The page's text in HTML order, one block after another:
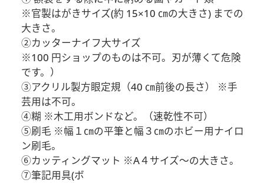
※官製はがきサイズ(約 15×10 ㎝の大きさ) までの
大きさ。
②カッターナイフ大サイズ
※100 円ショップのものは不可。刃が薄くて危険
です。）
③アクリル製方眼定規（40 ㎝前後の長さ） ※手
芸用は不可。
④糊 ※木工用ボンドなど。（速乾性不可）
⑤刷毛 ※幅１㎝の平筆と幅３㎝のホビー用ナイロ
ン刷毛。
⑥カッティングマット ※A４サイズ～の大きさ。
⑦筆記用具(ボ